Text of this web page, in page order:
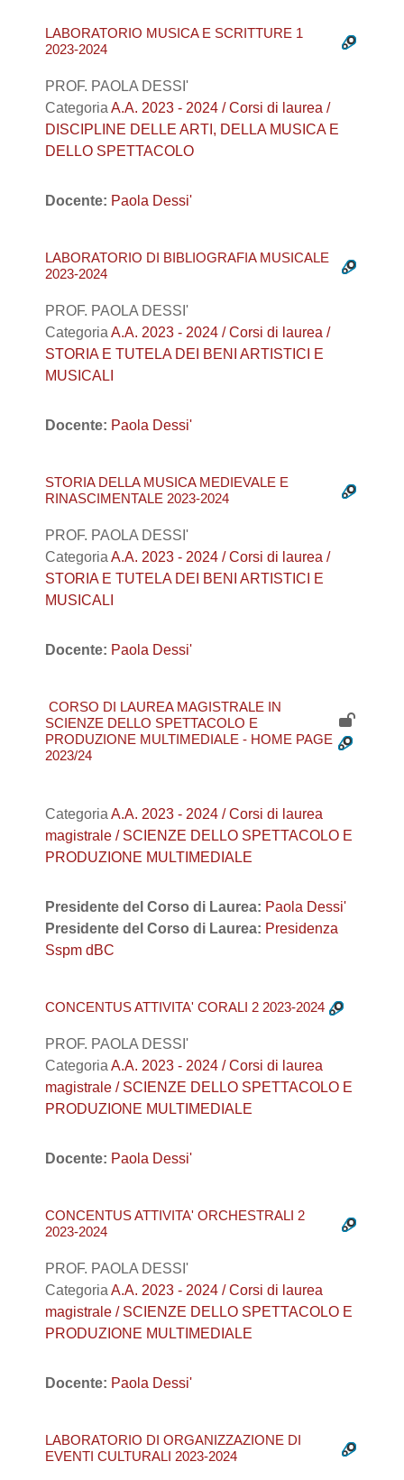
LABORATORIO MUSICA E SCRITTURE 1
2023-2024
PROF. PAOLA DESSI'
Categoria A.A. 2023 - 2024 / Corsi di laurea /
DISCIPLINE DELLE ARTI, DELLA MUSICA E
DELLO SPETTACOLO
Docente: Paola Dessi'
LABORATORIO DI BIBLIOGRAFIA MUSICALE
2023-2024
PROF. PAOLA DESSI'
Categoria A.A. 2023 - 2024 / Corsi di laurea /
STORIA E TUTELA DEI BENI ARTISTICI E
MUSICALI
Docente: Paola Dessi'
STORIA DELLA MUSICA MEDIEVALE E
RINASCIMENTALE 2023-2024
PROF. PAOLA DESSI'
Categoria A.A. 2023 - 2024 / Corsi di laurea /
STORIA E TUTELA DEI BENI ARTISTICI E
MUSICALI
Docente: Paola Dessi'
CORSO DI LAUREA MAGISTRALE IN
SCIENZE DELLO SPETTACOLO E
PRODUZIONE MULTIMEDIALE - HOME PAGE
2023/24
Categoria A.A. 2023 - 2024 / Corsi di laurea
magistrale / SCIENZE DELLO SPETTACOLO E
PRODUZIONE MULTIMEDIALE
Presidente del Corso di Laurea: Paola Dessi'
Presidente del Corso di Laurea: Presidenza
Sspm dBC
CONCENTUS ATTIVITA' CORALI 2 2023-2024
PROF. PAOLA DESSI'
Categoria A.A. 2023 - 2024 / Corsi di laurea
magistrale / SCIENZE DELLO SPETTACOLO E
PRODUZIONE MULTIMEDIALE
Docente: Paola Dessi'
CONCENTUS ATTIVITA' ORCHESTRALI 2
2023-2024
PROF. PAOLA DESSI'
Categoria A.A. 2023 - 2024 / Corsi di laurea
magistrale / SCIENZE DELLO SPETTACOLO E
PRODUZIONE MULTIMEDIALE
Docente: Paola Dessi'
LABORATORIO DI ORGANIZZAZIONE DI
EVENTI CULTURALI 2023-2024